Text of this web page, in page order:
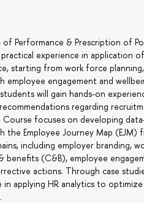
of Performance & Prescription of
experience in application
starting from work force
engagement and
will gain hands-on
regarding
focuses on developing
the Employee Journey Map (EJM)
including employer branding,
benefits (C&B), employee
actions. Through case
applying HR analytics to